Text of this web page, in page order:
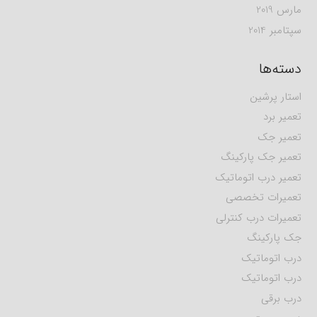
مارس 2019
سپتامبر 2014
دسته‌ها
استار پرشین
تعمیر برد
تعمیر جک
تعمیر جک پارکینگ
تعمیر درب اتوماتیک
تعمیرات تخصصی
تعمیرات درب کنترلی
جک پارکینگ
درب اتوماتیک
درب اتوماتیک
درب برقی